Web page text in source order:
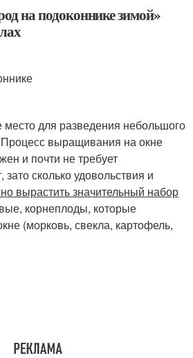
на подоконнике зимой»
место для разведения небольшого
выращивания на окне
и почти не требует
сколько удовольствия и
вырастить значительный набор
корнеплоды, которые
(морковь, свекла, картофель,